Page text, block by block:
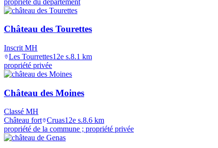
Château des Tourettes
Inscrit MH
Les Tourrettes12e s.8.1 km
propriété privée
Château des Moines
Classé MH
Château fort Cruas12e s.8.6 km
propriété de la commune ; propriété privée